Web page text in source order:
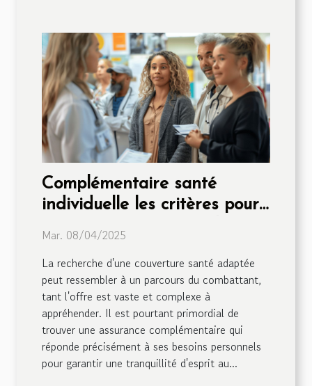
Complémentaire santé
individuelle les critères pour
une couverture optimale
Mar. 08/04/2025
La recherche d'une couverture santé adaptée
peut ressembler à un parcours du combattant,
tant l'offre est vaste et complexe à
appréhender. Il est pourtant primordial de
trouver une assurance complémentaire qui
réponde précisément à ses besoins personnels
pour garantir une tranquillité d'esprit au...